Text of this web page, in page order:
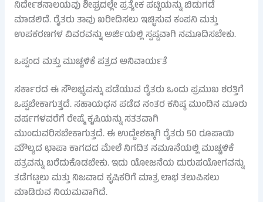
ನಿರ್ದೇಶನಾಲಯವು ಶೀಘ್ರದಲ್ಲೇ ಪ್ರತ್ಯೇಕ ಪಟ್ಟಿಯನ್ನು ಬಿಡುಗಡೆ
ಮಾಡಲಿದೆ. ರೈತರು ತಾವು ಖರೀದಿಸಲು ಇಚ್ಛಿಸುವ ಕಂಪನಿ ಮತ್ತು
ಉಪಕರಣಗಳ ವಿವರವನ್ನು ಅರ್ಜಿಯಲ್ಲಿ ಸ್ಪಷ್ಟವಾಗಿ ನಮೂದಿಸಬೇಕು.
ಒಪ್ಪಂದ ಮತ್ತು ಮುಚ್ಚಳಿಕೆ ಪತ್ರದ ಅನಿವಾರ್ಯತೆ
ಸರ್ಕಾರದ ಈ ಸೌಲಭ್ಯವನ್ನು ಪಡೆಯುವ ರೈತರು ಒಂದು ಪ್ರಮುಖ ಶರತ್ತಿಗೆ
ಒಪ್ಪಬೇಕಾಗುತ್ತದೆ. ಸಹಾಯಧನ ಪಡೆದ ನಂತರ ಕನಿಷ್ಠ ಮುಂದಿನ ಮೂರು
ವರ್ಷಗಳವರೆಗೆ ರೇಷ್ಮೆ ಕೃಷಿಯನ್ನು ಸತತವಾಗಿ
ಮುಂದುವರಿಸಬೇಕಾಗುತ್ತದೆ. ಈ ಉದ್ದೇಶಕ್ಕಾಗಿ ರೈತರು 50 ರೂಪಾಯಿ
ಮೌಲ್ಯದ ಛಾಪಾ ಕಾಗದದ ಮೇಲೆ ನಿಗದಿತ ನಮೂನೆಯಲ್ಲಿ ಮುಚ್ಚಳಿಕೆ
ಪತ್ರವನ್ನು ಬರೆದುಕೊಡಬೇಕು. ಇದು ಯೋಜನೆಯ ದುರುಪಯೋಗವನ್ನು
ತಡೆಗಟ್ಟಲು ಮತ್ತು ನಿಜವಾದ ಕೃಷಿಕರಿಗೆ ಮಾತ್ರ ಲಾಭ ತಲುಪಿಸಲು
ಮಾಡಿರುವ ನಿಯಮವಾಗಿದೆ.